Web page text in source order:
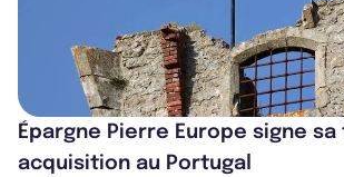
Épargne Pierre Europe signe
acquisition au Portugal